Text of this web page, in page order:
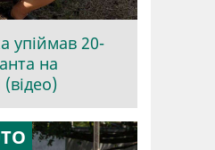
упіймав 20-
на